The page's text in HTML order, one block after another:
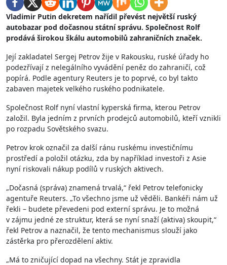
Vladimir Putin dekretem nařídil převést největší ruský
autobazar pod dočasnou státní správu. Společnost Rolf
prodává širokou škálu automobilů zahraničních značek.
Její zakladatel Sergej Petrov žije v Rakousku, ruské úřady ho
podezřívají z nelegálního vyvádění peněz do zahraničí, což
popírá. Podle agentury Reuters je to poprvé, co byl takto
zabaven majetek velkého ruského podnikatele.
Společnost Rolf nyní vlastní kyperská firma, kterou Petrov
založil. Byla jedním z prvních prodejců automobilů, kteří vznikli
po rozpadu Sovětského svazu.
Petrov krok označil za další ránu ruskému investičnímu
prostředí a položil otázku, zda by například investoři z Asie
nyní riskovali nákup podílů v ruských aktivech.
„Dočasná (správa) znamená trvalá,“ řekl Petrov telefonicky
agentuře Reuters. „To všechno jsme už věděli. Bankéři nám už
řekli – budete převedeni pod externí správu. Je to možná
v zájmu jedné ze struktur, která se nyní snaží (aktiva) skoupit,“
řekl Petrov a naznačil, že tento mechanismus slouží jako
zástěrka pro přerozdělení aktiv.
„Má to zničující dopad na všechny. Stát je zpravidla